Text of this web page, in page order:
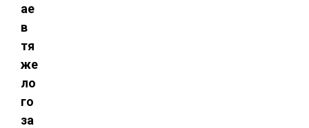
ае
в
тя
же
ло
го
за